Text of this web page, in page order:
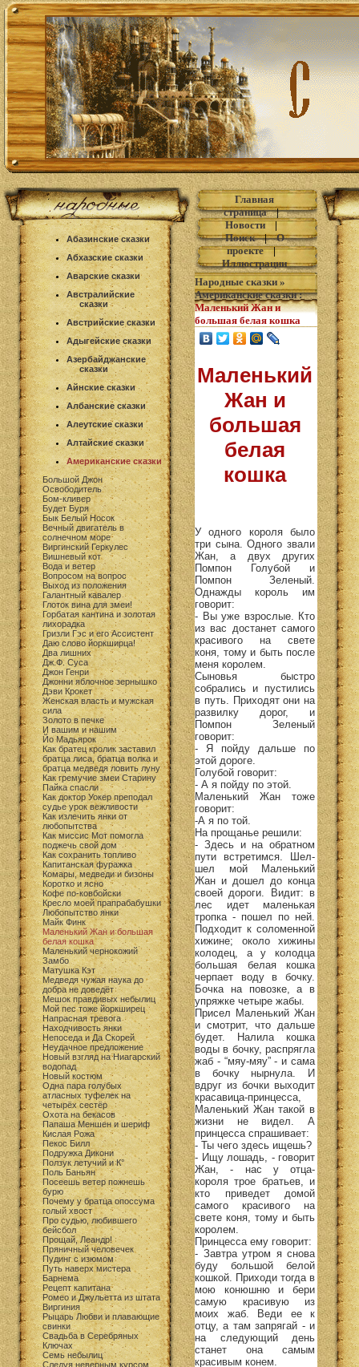
Абазинские сказки
Абхазские сказки
Аварские сказки
Австралийские
сказки
Австрийские сказки
Адыгейские сказки
Азербайджанские
сказки
Айнские сказки
Албанские сказки
Алеутские сказки
Алтайские сказки
Американские сказки
Большой Джон
Освободитель
Бом-кливер
Будет Буря
Бык Белый Носок
Вечный двигатель в
солнечном море
Виргинский Геркулес
Вишневый кот
Вода и ветер
Вопросом на вопрос
Выход из положения
Галантный кавалер
Глоток вина для змеи!
Горбатая кантина и золотая
лихорадка
Гризли Гэс и его Ассистент
Даю слово йоркширца!
Два лишних
Дж.Ф. Суса
Джон Генри
Джонни яблочное зернышко
Дэви Крокет
Женская власть и мужская
сила
Золото в печке
И вашим и нашим
Йо Мадьярок
Как братец кролик заставил
братца лиса, братца волка и
братца медведя ловить луну
Как гремучие змеи Старину
Пайка спасли
Как доктор Уокер преподал
судье урок вежливости
Как излечить янки от
любопытства
Как миссис Мот помогла
поджечь свой дом
Как сохранить топливо
Капитанская фуражка
Комары, медведи и бизоны
Коротко и ясно
Кофе по-ковбойски
Кресло моей прапрабабушки
Любопытство янки
Майк Финк
Маленький Жан и большая
белая кошка
Маленький чернокожий
Замбо
Матушка Кэт
Медведя чужая наука до
добра не доведёт
Мешок правдивых небылиц
Мой пес тоже йоркширец
Напрасная тревога
Находчивость янки
Непоседа и Да Скорей
Неудачное предложение
Новый взгляд на Ниагарский
водопад
Новый костюм
Одна пара голубых
атласных туфелек на
четырёх сестёр
Охота на бекасов
Папаша Меншен и шериф
Кислая Рожа
Пекос Билл
Подружка Дикони
Ползук летучий и К°
Поль Баньян
Посеешь ветер пожнешь
бурю
Почему у братца опоссума
голый хвост
Про судью, любившего
бейсбол
Прощай, Леандр!
Пряничный человечек
Пудинг с изюмом
Путь наверх мистера
Барнема
Рецепт капитана
Ромео и Джульетта из штата
Виргиния
Рыцарь Любви и плавающие
свинки
Свадьба в Серебряных
Ключах
Семь небылиц
Следуя неверным курсом
Главная
страница|
Новости|
Поиск|О
проекте|
Иллюстрации
Народные сказки »
Американские сказки:
Маленький Жан и
большая белая кошка
Маленький
Жан и
большая
белая
кошка
У одного короля было
три сына. Одного звали
Жан, а двух других
Помпон Голубой и
Помпон Зеленый.
Однажды король им
говорит:
- Вы уже взрослые. Кто
из вас достанет самого
красивого на свете
коня, тому и быть после
меня королем.
Сыновья быстро
собрались и пустились
в путь. Приходят они на
развилку дорог, и
Помпон Зеленый
говорит:
- Я пойду дальше по
этой дороге.
Голубой говорит:
- А я пойду по этой.
Маленький Жан тоже
говорит:
-А я по той.
На прощанье решили:
- Здесь и на обратном
пути встретимся. Шел-
шел мой Маленький
Жан и дошел до конца
своей дороги. Видит: в
лес идет маленькая
тропка - пошел по ней.
Подходит к соломенной
хижине; около хижины
колодец, а у колодца
большая белая кошка
черпает воду в бочку.
Бочка на повозке, а в
упряжке четыре жабы.
Присел Маленький Жан
и смотрит, что дальше
будет. Налила кошка
воды в бочку, распрягла
жаб - “мяу-мяу” - и сама
в бочку нырнула. И
вдруг из бочки выходит
красавица-принцесса,
Маленький Жан такой в
жизни не видел. А
принцесса спрашивает:
- Ты чего здесь ищешь?
- Ищу лошадь, - говорит
Жан, - нас у отца-
короля трое братьев, и
кто приведет домой
самого красивого на
свете коня, тому и быть
королем.
Принцесса ему говорит:
- Завтра утром я снова
буду большой белой
кошкой. Приходи тогда в
мою конюшню и бери
самую красивую из
моих жаб. Веди ее к
отцу, а там запрягай - и
на следующий день
станет она самым
красивым конем.